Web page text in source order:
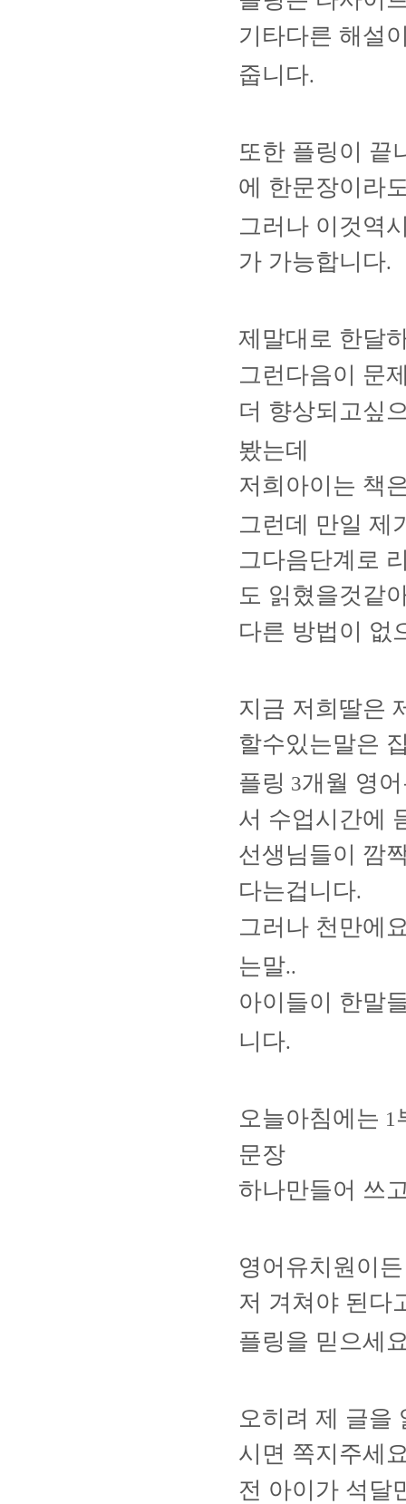
기타다른 해설
줍니다.
또한 플링이 끝
에 한문장이라
그러나 이것역
가 가능합니다.
제말대로 한달
그런다음이 문
더 향상되고싶
봤는데
저희아이는 책
그런데 만일 제
그다음단계로
도 읽혔을것같
다른 방법이 없
지금 저희딸은
할수있는말은
플링 3개월 영
서 수업시간에
선생님들이 깜
다는겁니다.
그러나 천만에
는말..
아이들이 한말
니다.
오늘아침에는 1
문장
하나만들어 쓰
영어유치원이
저 겨쳐야 된다
플링을 믿으세
오히려 제 글을
시면 쪽지주세
전 아이가 석달